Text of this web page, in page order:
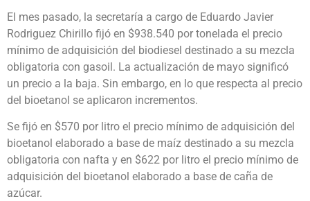
El mes pasado, la secretaría a cargo de Eduardo Javier
Rodriguez Chirillo fijó en $938.540 por tonelada el precio
mínimo de adquisición del biodiesel destinado a su mezcla
obligatoria con gasoil. La actualización de mayo significó
un precio a la baja. Sin embargo, en lo que respecta al precio
del bioetanol se aplicaron incrementos.
Se fijó en $570 por litro el precio mínimo de adquisición del
bioetanol elaborado a base de maíz destinado a su mezcla
obligatoria con nafta y en $622 por litro el precio mínimo de
adquisición del bioetanol elaborado a base de caña de
azúcar.